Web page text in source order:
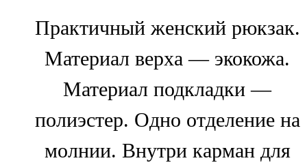
Практичный женский рюкзак.
Материал верха — экокожа.
Материал подкладки —
полиэстер. Одно отделение на
молнии. Внутри карман для